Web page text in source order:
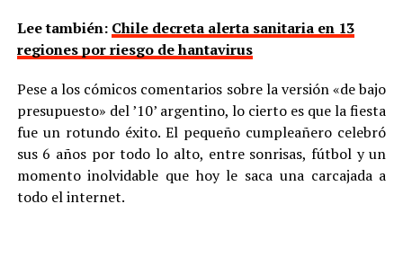
Lee también: Chile decreta alerta sanitaria en 13
regiones por riesgo de hantavirus
Pese a los cómicos comentarios sobre la versión «de bajo
presupuesto» del ’10’ argentino, lo cierto es que la fiesta
fue un rotundo éxito. El pequeño cumpleañero celebró
sus 6 años por todo lo alto, entre sonrisas, fútbol y un
momento inolvidable que hoy le saca una carcajada a
todo el internet.